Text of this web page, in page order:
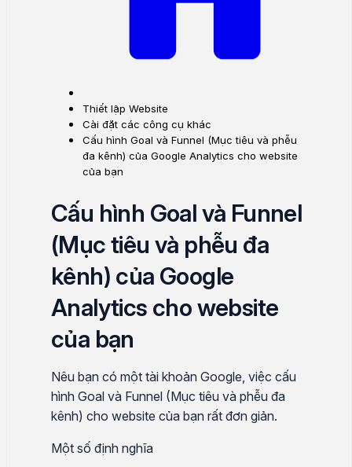
Thiết lập Website
Cài đặt các công cụ khác
Cấu hình Goal và Funnel (Mục tiêu và phễu
đa kênh) của Google Analytics cho website
của bạn
Cấu hình Goal và Funnel
(Mục tiêu và phễu đa
kênh) của Google
Analytics cho website
của bạn
Nêu bạn có một tài khoản Google, việc cấu
hình Goal và Funnel (Mục tiêu và phễu đa
kênh) cho website của bạn rất đơn giản.
Một số định nghĩa